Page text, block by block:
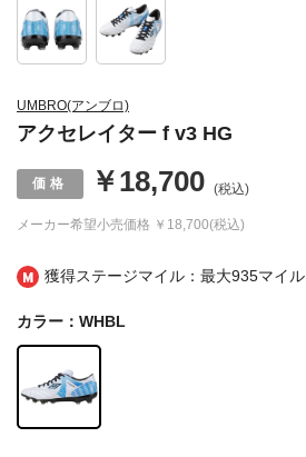
獲得ステージマイル：最大935マイル
UMBRO(アンブロ)
アクセレイター f v3 HG
メーカー希望小売価格 ￥18,700(税込)
￥18,700 (税込)
カラー：WHBL